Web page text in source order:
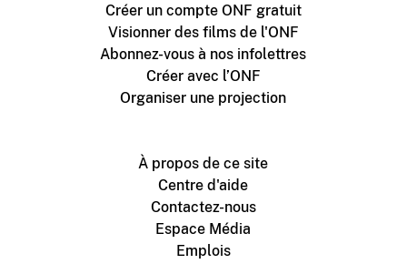
Créer un compte ONF gratuit
Visionner des films de l'ONF
Abonnez-vous à nos infolettres
Créer avec l’ONF
Organiser une projection
À propos de ce site
Centre d'aide
Contactez-nous
Espace Média
Emplois